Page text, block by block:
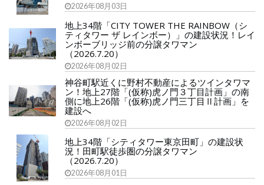
2026年08月03日
地上34階「CITY TOWER THE RAINBOW（シ
ティタワー ザ レインボー）」の建設状況！レイ
ンボーブリッジ前の分譲タワマン
（2026.7.20）
2026年08月02日
神谷町駅近くに野村不動産によるツインタワマ
ン！地上27階「(仮称)虎ノ門３丁目計画」の南
側に地上26階「(仮称)虎ノ門三丁目Ⅱ計画」を
建設へ
2026年08月02日
地上34階「シティタワー東京田町」の建設状
況！田町駅徒歩圏の分譲タワマン
（2026.7.20）
2026年08月01日